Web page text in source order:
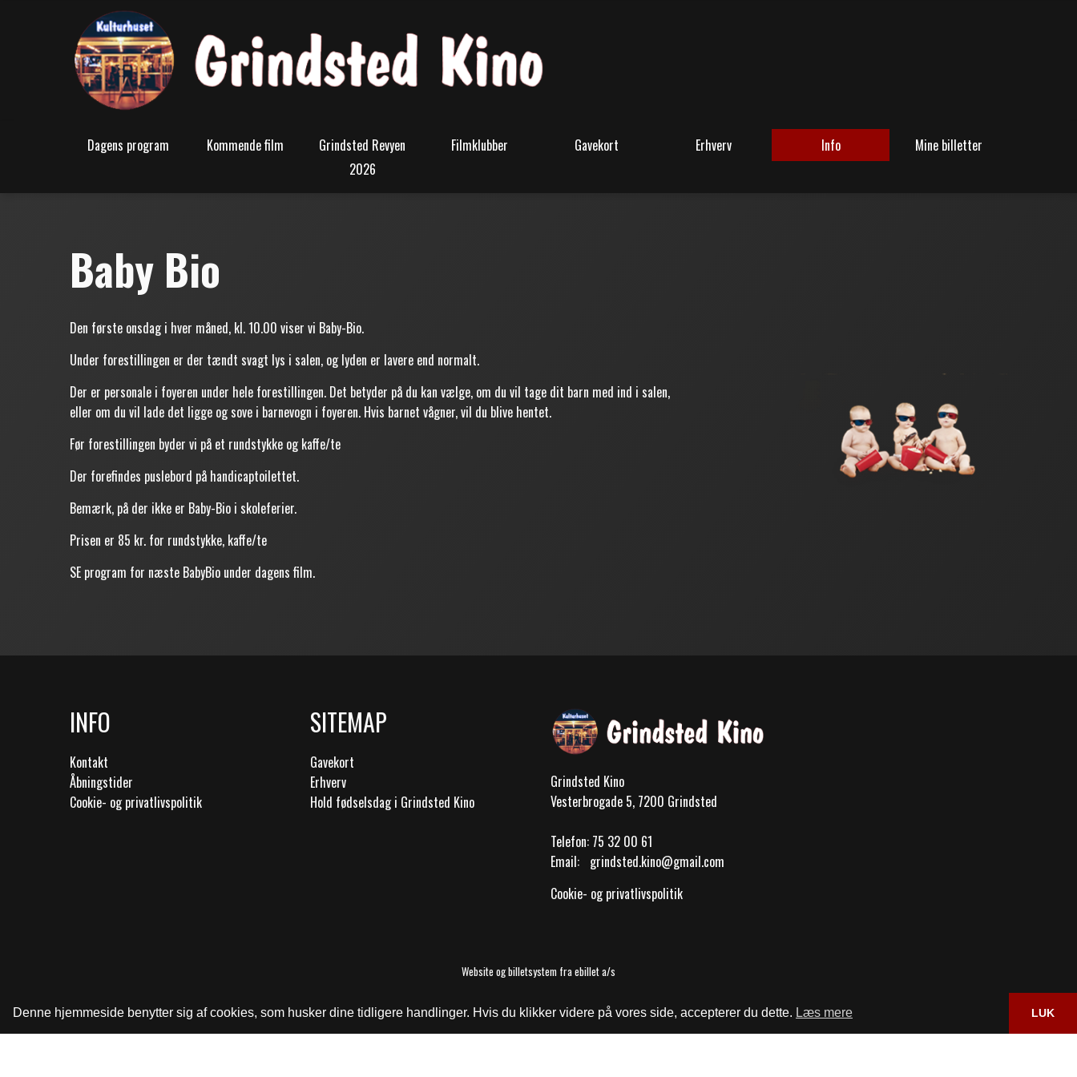
Denne hjemmeside benytter sig af cookies, som husker dine tidligere handlinger. Hvis du klikker videre på vores side, accepterer du dette. Læs mere LUK
Dagens program Kommende film
Grindsted Revyen
2026
Filmklubber Gavekort Erhverv Info Mine billetter
Baby Bio
Den første onsdag i hver måned, kl. 10.00 viser vi Baby-Bio.
Under forestillingen er der tændt svagt lys i salen, og lyden er lavere end normalt.
Der er personale i foyeren under hele forestillingen. Det betyder på du kan vælge, om du vil tage dit barn med ind i salen,
eller om du vil lade det ligge og sove i barnevogn i foyeren. Hvis barnet vågner, vil du blive hentet.
Før forestillingen byder vi på et rundstykke og kaffe/te
Der forefindes puslebord på handicaptoilettet.
Bemærk, på der ikke er Baby-Bio i skoleferier.
Prisen er 85 kr. for rundstykke, kaffe/te
SE program for næste BabyBio under dagens film.
INFO
Kontakt
Åbningstider
Cookie- og privatlivspolitik
SITEMAP
Gavekort
Erhverv
Hold fødselsdag i Grindsted Kino
Grindsted Kino
Vesterbrogade 5, 7200 Grindsted
Telefon: 75 32 00 61
Email: grindsted.kino@gmail.com
Cookie- og privatlivspolitik
Website og billetsystem fra ebillet a/s